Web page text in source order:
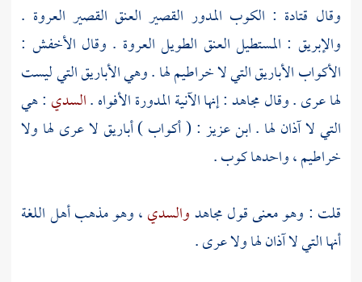
وقال قتادة : الكوب المدور القصير العنق القصير العروة .
والإبريق : المستطيل العنق الطويل العروة . وقال الأخفش :
الأكواب الأباريق التي لا خراطيم لها . وهي الأباريق التي ليست
لها عرى . وقالمجاهد: إنها الآنية المدورة الأفواه .السدي : هي
التي لا آذان لها .ابن عزيز : ( أكواب ) أباريق لا عرى لها ولا
خراطيم ، واحدها كوب .
قلت : وهو معنى قولمجاهدوالسدي، وهو مذهب أهل اللغة
أنها التي لا آذان لها ولا عرى .